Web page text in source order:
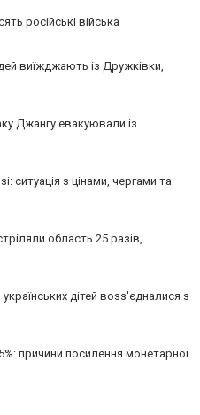
російські війська
виїжджають із Дружківки,
Джангу евакуювали із
ситуація з цінами, чергами та
область 25 разів,
дітей возз'єдналися з
причини посилення монетарної